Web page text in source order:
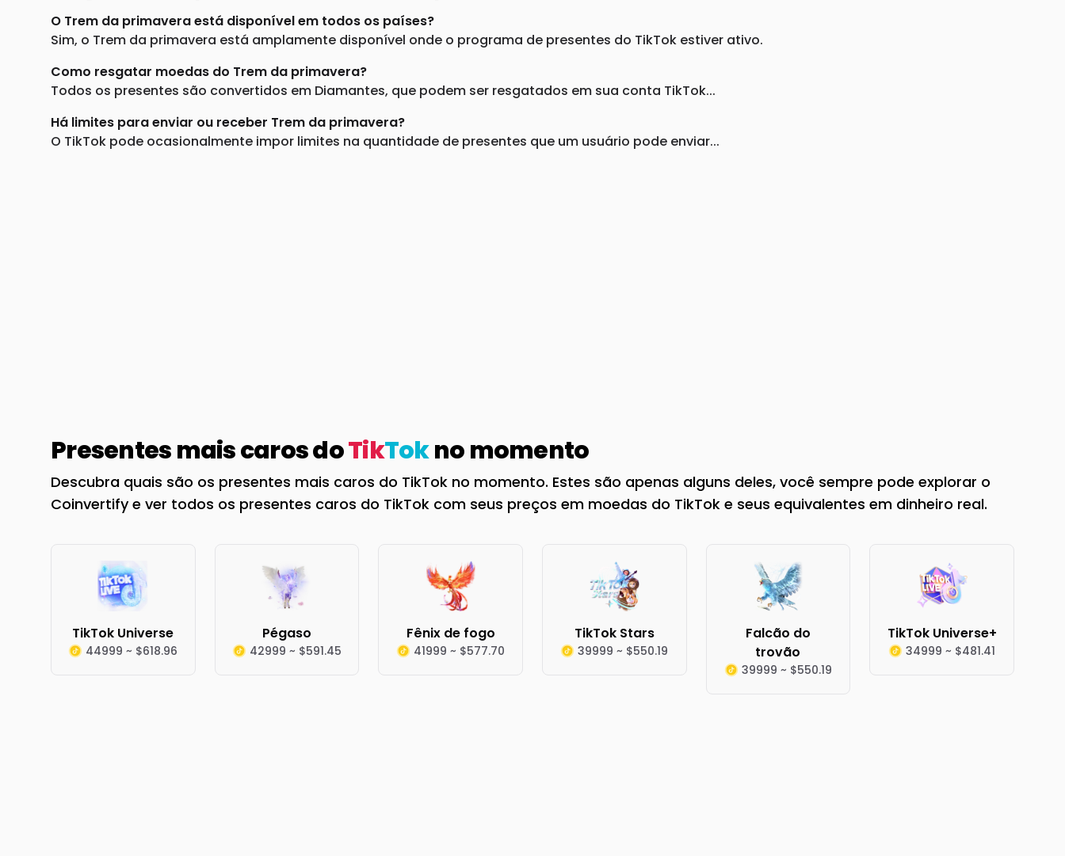
O Trem da primavera está disponível em todos os países?
Sim, o Trem da primavera está amplamente disponível onde o programa de presentes do TikTok estiver ativo.
Como resgatar moedas do Trem da primavera?
Todos os presentes são convertidos em Diamantes, que podem ser resgatados em sua conta TikTok...
Há limites para enviar ou receber Trem da primavera?
O TikTok pode ocasionalmente impor limites na quantidade de presentes que um usuário pode enviar...
Presentes mais caros doTikTokno momento
Descubra quais são os presentes mais caros do TikTok no momento. Estes são apenas alguns deles, você sempre pode explorar o
Coinvertify e ver todos os presentes caros do TikTok com seus preços em moedas do TikTok e seus equivalentes em dinheiro real.
TikTok Universe
44999 ~ $618.96
Pégaso
42999 ~ $591.45
Fênix de fogo
41999 ~ $577.70
TikTok Stars
39999 ~ $550.19
Falcão do
trovão
39999 ~ $550.19
TikTok Universe+
34999 ~ $481.41